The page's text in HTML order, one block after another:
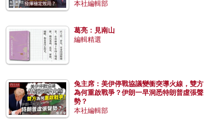
本社編輯部
葛亮：見南山
編輯精選
兔主席：美伊停戰協議變衝突導火線，雙方
為何重啟戰爭？伊朗一早洞悉特朗普虛張聲
勢？
本社編輯部